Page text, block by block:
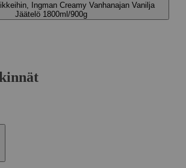
Ingman Creamy Vanhanajan Vanilja
Jäätelö 1800ml/900g